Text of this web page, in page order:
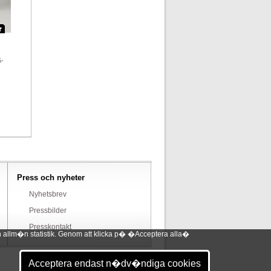
statistik. Genom att klicka p� �Acceptera alla�
Acceptera endast n�dv�ndiga cookies
Press och nyheter
Nyhetsbrev
Pressbilder
Presskontakt